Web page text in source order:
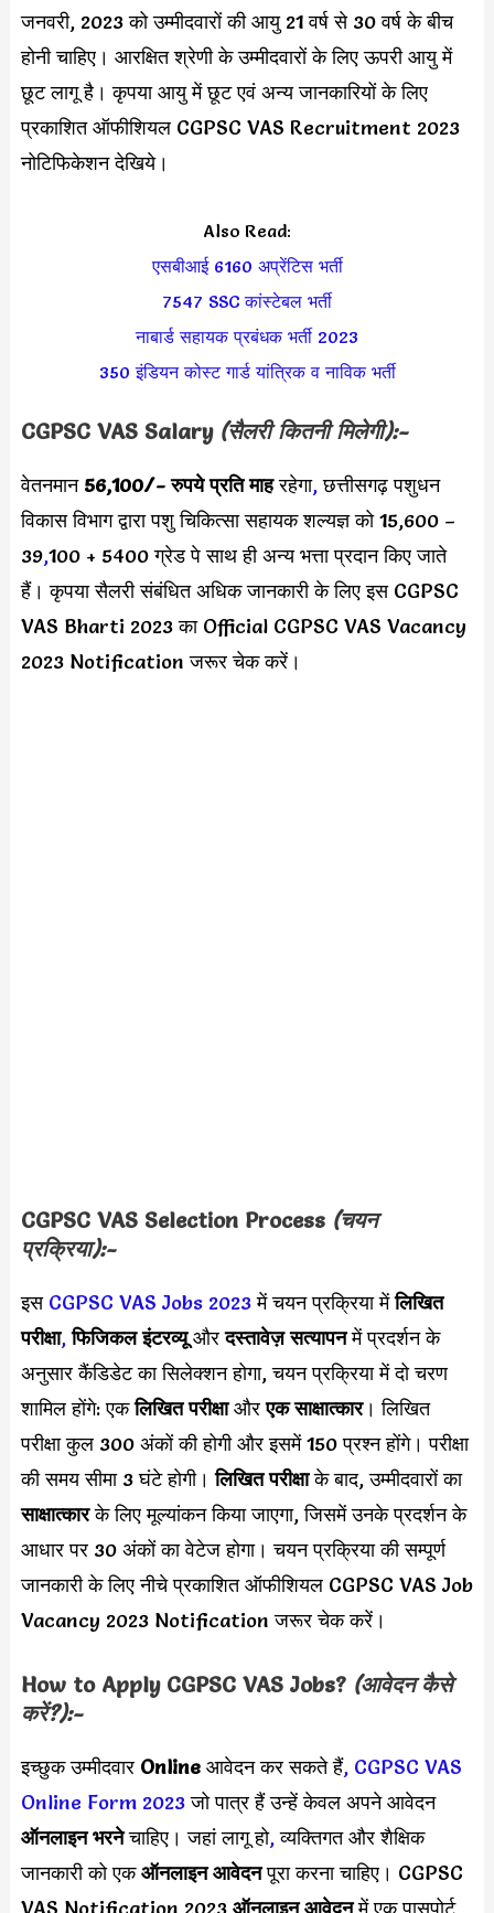
जनवरी, 2023 को उम्मीदवारों की आयु 21 वर्ष से 30 वर्ष के बीच
होनी चाहिए। आरक्षित श्रेणी के उम्मीदवारों के लिए ऊपरी आयु में
छूट लागू है। कृपया आयु में छूट एवं अन्य जानकारियों के लिए
प्रकाशित ऑफीशियल CGPSC VAS Recruitment 2023
नोटिफिकेशन देखिये।
Also Read:
एसबीआई 6160 अप्रेंटिस भर्ती
7547 SSC कांस्टेबल भर्ती
नाबार्ड सहायक प्रबंधक भर्ती 2023
350 इंडियन कोस्ट गार्ड यांत्रिक व नाविक भर्ती
CGPSC VAS Salary (सैलरी कितनी मिलेगी):-
वेतनमान 56,100/-रुपये प्रति माहरहेगा,छत्तीसगढ़ पशुधन
विकास विभाग द्वारा पशु चिकित्सा सहायक शल्यज्ञ को 15,600 –
39,100 + 5400 ग्रेड पे साथ ही अन्य भत्ता प्रदान किए जाते
हैं। कृपया सैलरी संबंधित अधिक जानकारी के लिए इस CGPSC
VAS Bharti 2023 का Official CGPSC VAS Vacancy
2023 Notification जरूर चेक करें।
CGPSC VAS Selection Process (चयन
प्रक्रिया):-
इस CGPSC VAS Jobs 2023में चयन प्रक्रिया मेंलिखित
परीक्षा, फिजिकल इंटरव्यूऔरदस्तावेज़ सत्यापन में प्रदर्शन के
अनुसार कैंडिडेट का सिलेक्शन होगा, चयन प्रक्रिया में दो चरण
शामिल होंगे: एकलिखित परीक्षाऔरएक साक्षात्कार। लिखित
परीक्षा कुल 300 अंकों की होगी और इसमें 150 प्रश्न होंगे। परीक्षा
की समय सीमा 3 घंटे होगी। लिखित परीक्षाके बाद, उम्मीदवारों का
साक्षात्कारके लिए मूल्यांकन किया जाएगा, जिसमें उनके प्रदर्शन के
आधार पर 30 अंकों का वेटेज होगा। चयन प्रक्रिया की सम्पूर्ण
जानकारी के लिए नीचे प्रकाशित ऑफीशियल CGPSC VAS Job
Vacancy 2023 Notification जरूर चेक करें।
How to Apply CGPSC VAS Jobs?(आवेदन कैसे
करें?):-
इच्छुक उम्मीदवार Online आवेदन कर सकते हैं, CGPSC VAS
Online Form 2023जो पात्र हैं उन्हें केवल अपने आवेदन
ऑनलाइन भरनेचाहिए। जहां लागू हो,व्यक्तिगत और शैक्षिक
जानकारी को एकऑनलाइन आवेदनपूरा करना चाहिए। CGPSC
VAS Notification 2023 ऑनलाइन आवेदनमें एक पासपोर्ट